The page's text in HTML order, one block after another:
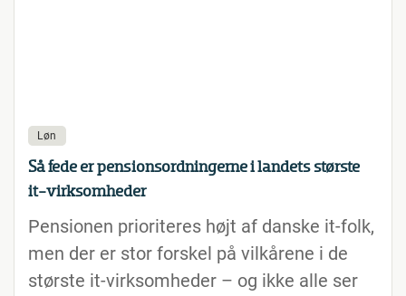
Løn
Så fede er pensionsordningerne i landets største
it-virksomheder
Pensionen prioriteres højt af danske it-folk,
men der er stor forskel på vilkårene i de
største it-virksomheder – og ikke alle ser